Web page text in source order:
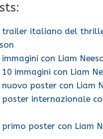
trailer italiano del
immagini con Liam
10 immagini con Liam
nuovo poster con Liam
poster internazionale
primo poster con Liam